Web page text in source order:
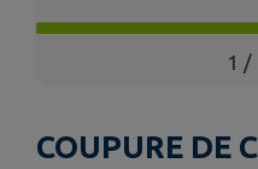
1 /
COUPURE DE